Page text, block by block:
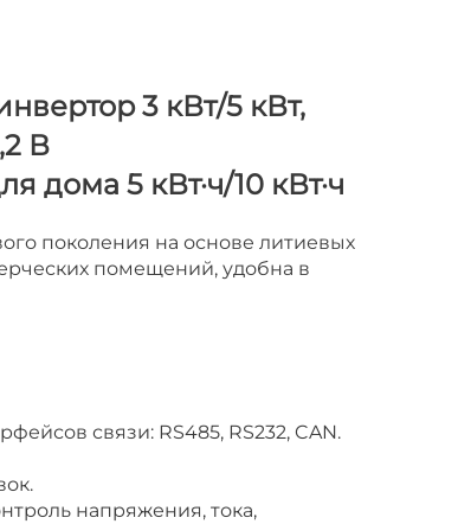
3 кВт/5 кВт,
В
дома 5 кВт·ч/10 кВт·ч
поколения на основе литиевых
помещений, удобна в
связи: RS485, RS232, CAN.
напряжения, тока,